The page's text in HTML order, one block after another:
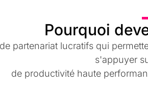
Pourquoi
partenariat lucratifs qui
s'appuyer
de productivité haute